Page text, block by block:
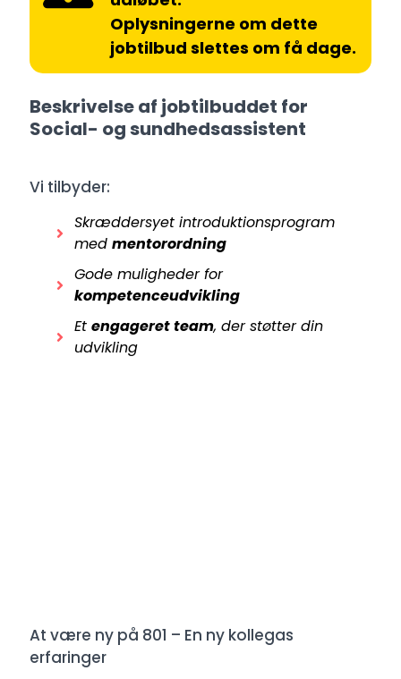
Oplysningerne om dette
jobtilbud slettes om få dage.
Beskrivelse af jobtilbuddet for
Social- og sundhedsassistent
Vi tilbyder:
Skræddersyet introduktionsprogram
med mentorordning
Gode muligheder for
kompetenceudvikling
Et engageret team, der støtter din
udvikling
At være ny på 801 – En ny kollegas
erfaringer